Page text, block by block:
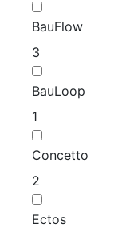
BauFlow
3
BauLoop
1
Concetto
2
Ectos